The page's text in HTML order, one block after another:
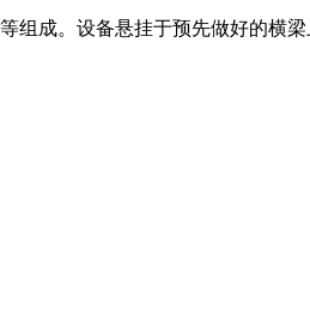
组成。设备悬挂于预先做好的横